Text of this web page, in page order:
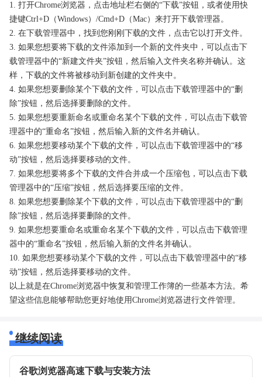
1. 打开Chrome浏览器，点击地址栏右侧的“下载”按钮，或者使用快
捷键Ctrl+D（Windows）/Cmd+D（Mac）来打开下载管理器。
2. 在下载管理器中，找到您刚刚下载的文件，点击它以打开文件。
3. 如果您想要将下载的文件添加到一个新的文件夹中，可以点击下
载管理器中的“新建文件夹”按钮，然后输入文件夹名称并确认。这
样，下载的文件将被移动到新创建的文件夹中。
4. 如果您想要删除某个下载的文件，可以点击下载管理器中的“删
除”按钮，然后选择要删除的文件。
5. 如果您想要重新命名或重命名某个下载的文件，可以点击下载管
理器中的“重命名”按钮，然后输入新的文件名并确认。
6. 如果您想要移动某个下载的文件，可以点击下载管理器中的“移
动”按钮，然后选择要移动的文件。
7. 如果您想要将多个下载的文件合并成一个压缩包，可以点击下载
管理器中的“压缩”按钮，然后选择要压缩的文件。
8. 如果您想要删除某个下载的文件，可以点击下载管理器中的“删
除”按钮，然后选择要删除的文件。
9. 如果您想要重命名或重命名某个下载的文件，可以点击下载管理
器中的“重命名”按钮，然后输入新的文件名并确认。
10. 如果您想要移动某个下载的文件，可以点击下载管理器中的“移
动”按钮，然后选择要移动的文件。
以上就是在Chrome浏览器中恢复和管理工作簿的一些基本方法。希
望这些信息能够帮助您更好地使用Chrome浏览器进行文件管理。
继续阅读
谷歌浏览器高速下载与安装方法